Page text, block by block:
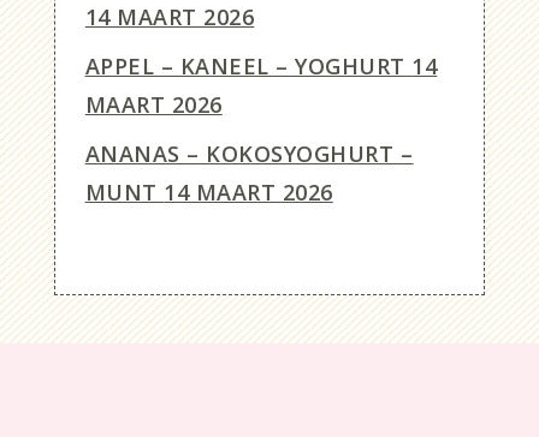
14 MAART 2026
APPEL – KANEEL – YOGHURT 14
MAART 2026
ANANAS – KOKOSYOGHURT –
MUNT 14 MAART 2026